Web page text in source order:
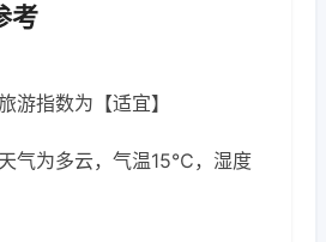
考
游指数为【适宜】
气为多云，气温15℃，湿度